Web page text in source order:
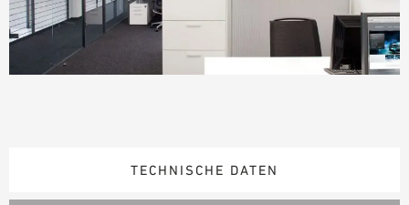
TECHNISCHE DATEN